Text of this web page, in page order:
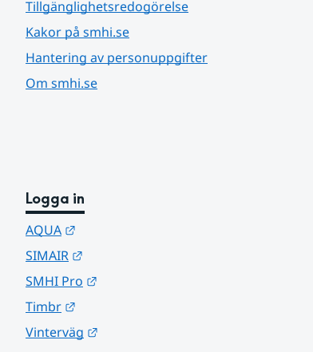
Tillgänglighetsredogörelse
Kakor på smhi.se
Hantering av personuppgifter
Om smhi.se
Logga in
AQUA
SIMAIR
SMHI Pro
Timbr
Vinterväg